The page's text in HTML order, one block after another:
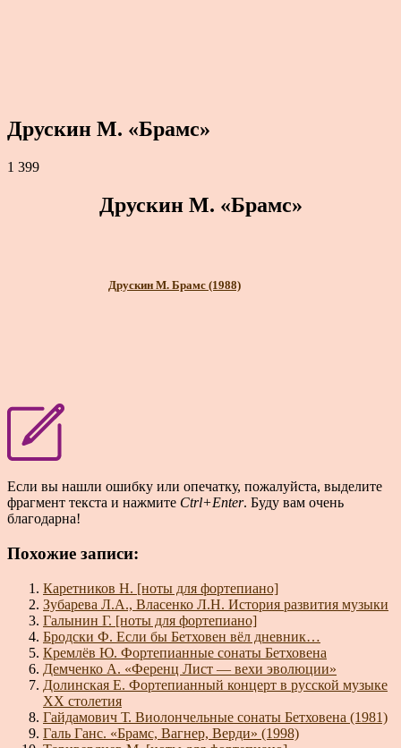
Друскин М. «Брамс»
1 399
Друскин М. «Брамс»
Друскин М. Брамс (1988)
Если вы нашли ошибку или опечатку, пожалуйста, выделите
фрагмент текста и нажмите Ctrl+Enter. Буду вам очень
благодарна!
Похожие записи:
Каретников Н. [ноты для фортепиано]
Зубарева Л.А., Власенко Л.Н. История развития музыки
Галынин Г. [ноты для фортепиано]
Бродски Ф. Если бы Бетховен вёл дневник…
Кремлёв Ю. Фортепианные сонаты Бетховена
Демченко А. «Ференц Лист — вехи эволюции»
Долинская Е. Фортепианный концерт в русской музыке
XX столетия
Гайдамович Т. Виолончельные сонаты Бетховена (1981)
Галь Ганс. «Брамс, Вагнер, Верди» (1998)